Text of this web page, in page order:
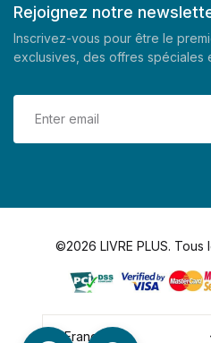
Rejoignez notre
Inscrivez-vous pour être le
exclusives, des offres spéciales
©2026 LIVRE PLUS.
Français